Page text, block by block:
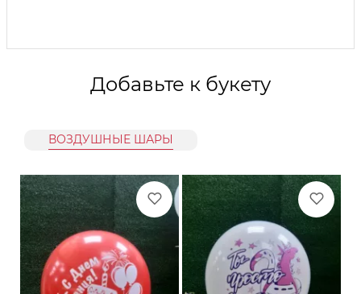
Добавьте к букету
ВОЗДУШНЫЕ ШАРЫ